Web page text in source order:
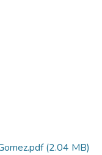
(2.04 MB)